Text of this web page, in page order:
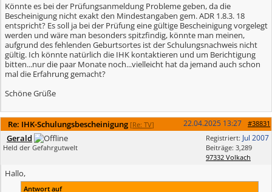
Könnte es bei der Prüfungsanmeldung Probleme geben, da die
Bescheinigung nicht exakt den Mindestangaben gem. ADR 1.8.3. 18
entspricht? Es soll ja bei der Prüfung eine gültige Bescheinigung vorgelegt
werden und wäre man besonders spitzfindig, könnte man meinen,
aufgrund des fehlenden Geburtsortes ist der Schulungsnachweis nicht
gültig. Ich könnte natürlich die IHK kontaktieren und um Berichtigung
bitten...nur die paar Monate noch...vielleicht hat da jemand auch schon
mal die Erfahrung gemacht?
Schöne Grüße
Re: IHK-Schulungsbescheinigung [Re: TV] #38831
22.04.2025 13:27
Registriert: Jul 2007
Beiträge: 3,289
97332 Volkach
Gerald
Held der Gefahrgutwelt
Hallo,
Antwort auf